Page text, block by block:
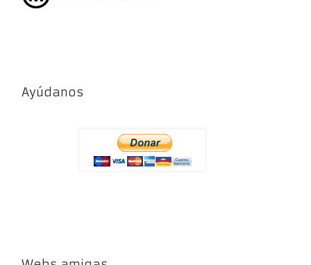
Ayúdanos